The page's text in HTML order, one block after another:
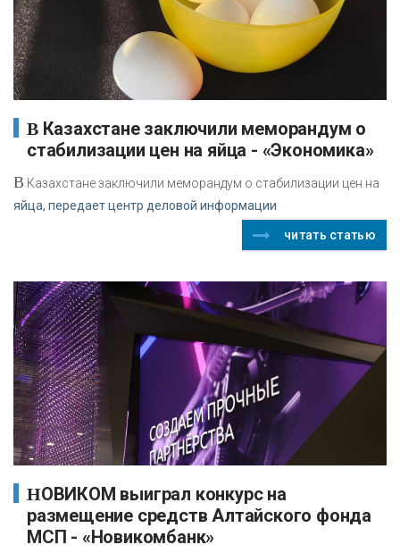
В Казахстане заключили меморандум о
стабилизации цен на яйца - «Экономика»
В Казахстане заключили меморандум о стабилизации цен на
яйца, передает центр деловой информации
читать статью
НОВИКОМ выиграл конкурс на
размещение средств Алтайского фонда
МСП - «Новикомбанк»